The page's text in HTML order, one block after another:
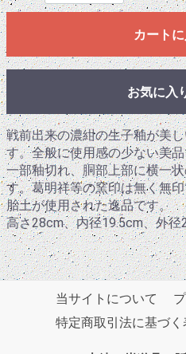
カート
お気に入
戦前出来の濃紺の生子釉が美
す。全般に使用感の少ない美
一部釉切れ、胴部上部に横一
す。葛明祥等の窯印は無く無
胎土が使用された逸品です。
高さ28cm、内径19.5cm、外径
当サイトについて
特定商取引法に基づく